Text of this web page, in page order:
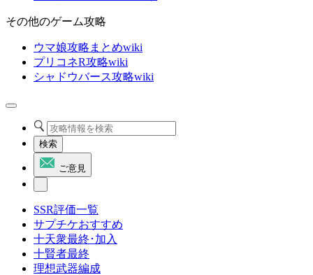
その他のゲーム攻略
ウマ娘攻略まとめwiki
プリコネR攻略wiki
シャドウバース攻略wiki
検索
ご意見
SSR評価一覧
サプチケおすすめ
十天衆最終･加入
十賢者最終
理想武器編成